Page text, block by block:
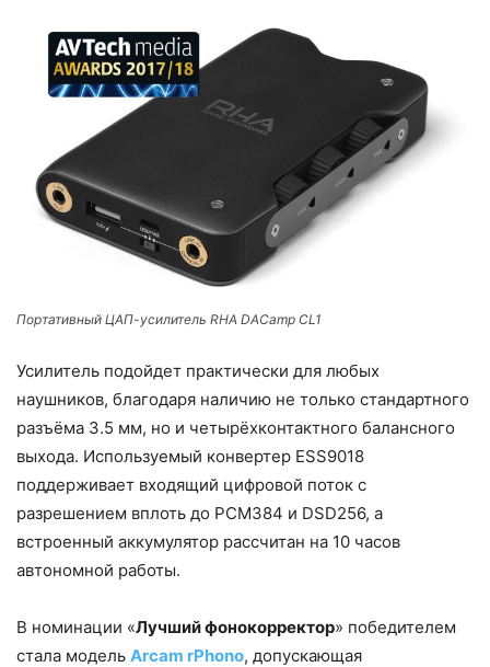
Портативный ЦАП-усилитель RHA DACamp CL1
Усилитель подойдет практически для любых
наушников, благодаря наличию не только стандартного
разъёма 3.5 мм, но и четырёхконтактного балансного
выхода. Используемый конвертер ESS9018
поддерживает входящий цифровой поток с
разрешением вплоть до PCM384 и DSD256, а
встроенный аккумулятор рассчитан на 10 часов
автономной работы.
В номинации «Лучший фонокорректор» победителем
стала модель Arcam rPhono, допускающая